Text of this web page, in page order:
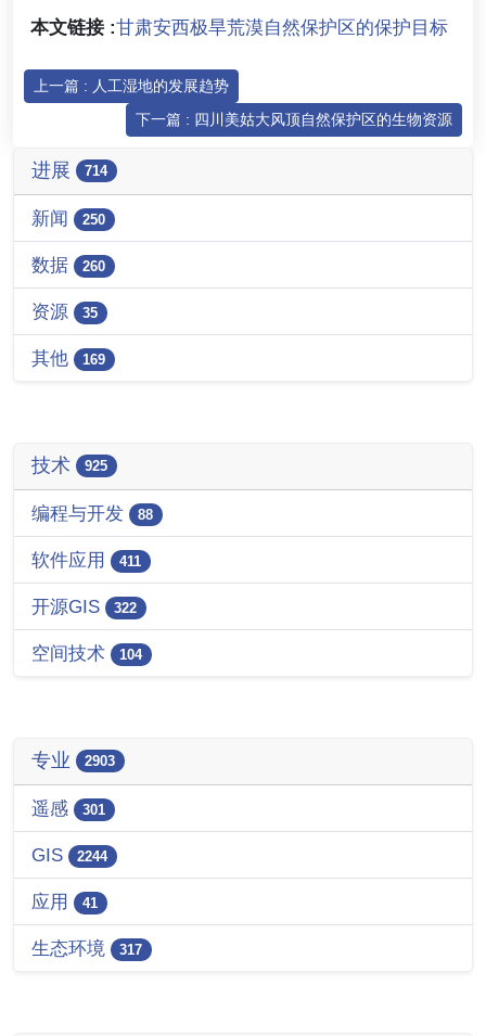
本文链接 :甘肃安西极旱荒漠自然保护区的保护目标
上一篇 : 人工湿地的发展趋势
下一篇 : 四川美姑大风顶自然保护区的生物资源
进展 714
新闻 250
数据 260
资源 35
其他 169
技术 925
编程与开发 88
软件应用 411
开源GIS 322
空间技术 104
专业 2903
遥感 301
GIS 2244
应用 41
生态环境 317